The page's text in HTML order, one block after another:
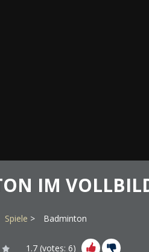
IM
Spiele Badminton
1.7 (votes: 6)